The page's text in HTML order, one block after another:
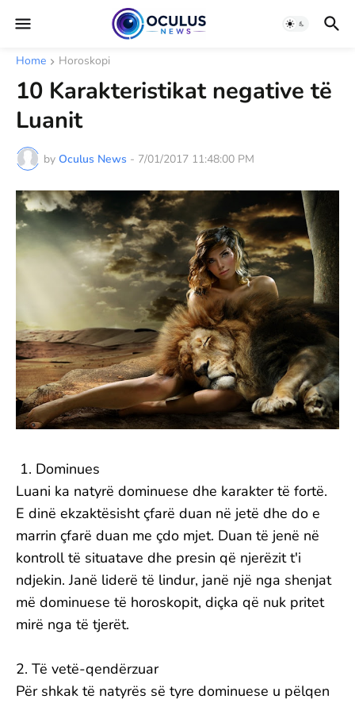
Home Horoskopi
10 Karakteristikat negative të
Luanit
by Oculus News - 7/01/2017 11:48:00 PM
1. Dominues
Luani ka natyrë dominuese dhe karakter të fortë.
E dinë ekzaktësisht çfarë duan në jetë dhe do e
marrin çfarë duan me çdo mjet. Duan të jenë në
kontroll të situatave dhe presin që njerëzit t'i
ndjekin. Janë liderë të lindur, janë një nga shenjat
më dominuese të horoskopit, diçka që nuk pritet
mirë nga të tjerët.
2. Të vetë-qendërzuar
Për shkak të natyrës së tyre dominuese u pëlqen